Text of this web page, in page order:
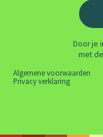
Door je
met
Algemene voorwaarden
Privacy verklaring